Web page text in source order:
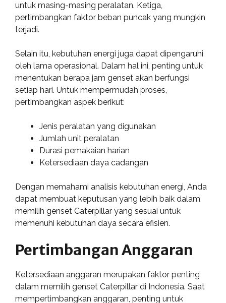
untuk masing-masing peralatan. Ketiga,
pertimbangkan faktor beban puncak yang mungkin
terjadi.
Selain itu, kebutuhan energi juga dapat dipengaruhi
oleh lama operasional. Dalam hal ini, penting untuk
menentukan berapa jam genset akan berfungsi
setiap hari. Untuk mempermudah proses,
pertimbangkan aspek berikut:
Jenis peralatan yang digunakan
Jumlah unit peralatan
Durasi pemakaian harian
Ketersediaan daya cadangan
Dengan memahami analisis kebutuhan energi, Anda
dapat membuat keputusan yang lebih baik dalam
memilih genset Caterpillar yang sesuai untuk
memenuhi kebutuhan daya secara efisien.
Pertimbangan Anggaran
Ketersediaan anggaran merupakan faktor penting
dalam memilih genset Caterpillar di Indonesia. Saat
mempertimbangkan anggaran, penting untuk